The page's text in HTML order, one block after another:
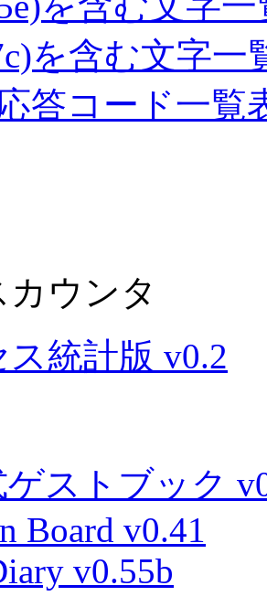
を含む文字一
答コード一覧
ウンタ
ス統計版 v0.2
ストブック
Board v0.41
v0.55b